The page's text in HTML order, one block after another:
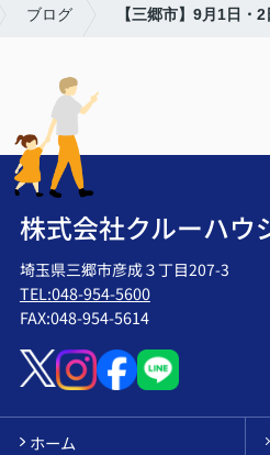
ブログ 【三郷市】9月1日
株式会社クルーハウ
埼玉県三郷市彦成３丁目207-3
TEL:048-954-5600
FAX:048-954-5614
ホーム